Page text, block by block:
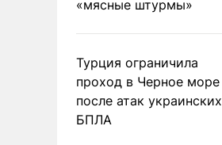
«мясные штурмы»
Турция ограничила
проход в Черное море
после атак украинских
БПЛА